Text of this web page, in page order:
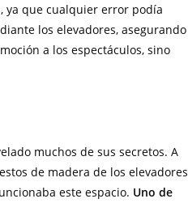
ya que cualquier error podía
los elevadores, asegurando
a los espectáculos, sino
muchos de sus secretos. A
de madera de los elevadores
este espacio. Uno de